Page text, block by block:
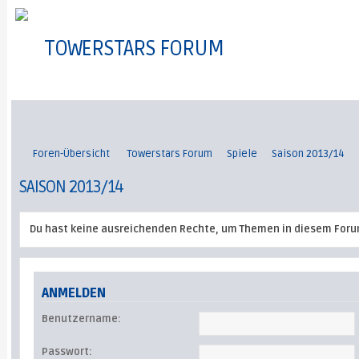
TOWERSTARS FORUM
Foren-Übersicht Towerstars Forum Spiele Saison 2013/14
SAISON 2013/14
Du hast keine ausreichenden Rechte, um Themen in diesem
ANMELDEN
Benutzername:
Passwort: